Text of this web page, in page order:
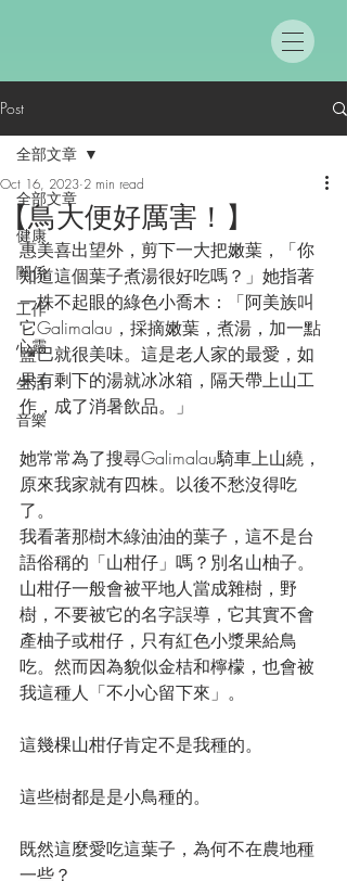
Post
全部文章
健康
關係
工作
心靈
生活
音樂
全部文章
【鳥大便好厲害！】
Oct 16, 2023 2 min read
惠美喜出望外，剪下一大把嫩葉，「你
知道這個葉子煮湯很好吃嗎？」她指著
一株不起眼的綠色小喬木：「阿美族叫
它Galimalau，採摘嫩葉，煮湯，加一點
鹽巴就很美味。這是老人家的最愛，如
果有剩下的湯就冰冰箱，隔天帶上山工
作，成了消暑飲品。」
她常常為了搜尋Galimalau騎車上山繞，
原來我家就有四株。以後不愁沒得吃
了。
我看著那樹木綠油油的葉子，這不是台
語俗稱的「山柑仔」嗎？別名山柚子。
山柑仔一般會被平地人當成雜樹，野
樹，不要被它的名字誤導，它其實不會
產柚子或柑仔，只有紅色小漿果給鳥
吃。然而因為貌似金桔和檸檬，也會被
我這種人「不小心留下來」。
這幾棵山柑仔肯定不是我種的。
這些樹都是是小鳥種的。
既然這麼愛吃這葉子，為何不在農地種
一些？